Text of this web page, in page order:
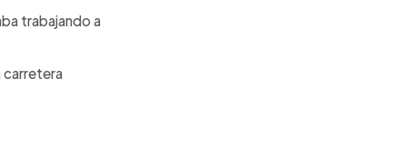
trabajando a
carretera